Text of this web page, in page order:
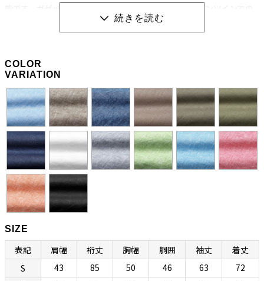
着こなしにも対応しています。
カラーとは、衿と前立ての裏部分がオープンカラーのように縫い目の
ない、衿が一枚の生地で出来ている衿型のことです。別名ワンピース
カラーとも呼びます。もともとは南イタリアで生まれたリゾートシャ
ツですが、エレガントで開放感のある佇まいから、今ではノーネクタ
イ専用シャツとして広く親しまれています。
衿型の特徴としては、イタリアンカラーにしては珍しいホリゾンタル
カラーになっていて、第一ボタンを外すと衿羽根が後方へ流れて美し
く色気のある表情が生み出されます。（前立て上部を含む）衿全体に
上等なフラシ芯を使用することで自然なふくらみを与え、ナポリシャ
ツらしい独特な色気を生み出しているところにボレッリらしさが光り
ます。第一ボタンを外して着るのがセオリーですが、前台襟風のデザ
インになっているのでタイドアップも可能です。ときにはセクシー
に、ときにはきちんと着られる、イタリアンカラーとホリゾンタルカ
ラーのいいとこ取りのハイブリッド衿型です。
COLOR
VARIATION
SIZE
表記 肩幅 裄丈 胸幅 胴囲 袖丈
着丈
S
43 85 50 46 63
72